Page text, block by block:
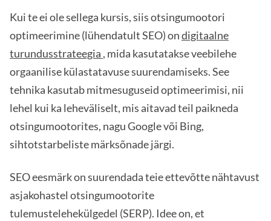
Kui te ei ole sellega kursis, siis otsingumootori
optimeerimine (lühendatult SEO) ondigitaalne
turundusstrateegia , mida kasutatakse veebilehe
orgaanilise külastatavuse suurendamiseks. See
tehnika kasutab mitmesuguseid optimeerimisi, nii
lehel kui ka leheväliselt, mis aitavad teil paikneda
otsingumootorites, nagu Google või Bing,
sihtotstarbeliste märksõnade järgi.
SEO eesmärk on suurendada teie ettevõtte nähtavust
asjakohastel otsingumootorite
tulemustelehekülgedel (SERP). Idee on, et